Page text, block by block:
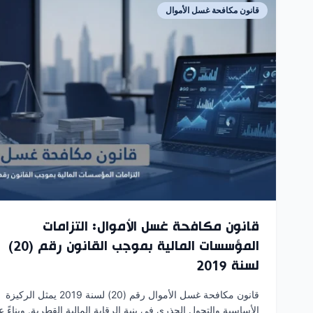
قانون مكافحة غسل الأموال
قانون مكافحة غسل الأموال: التزامات
المؤسسات المالية بموجب القانون رقم (20)
لسنة 2019
قانون مكافحة غسل الأموال رقم (20) لسنة 2019 يمثل الركيزة
الأساسية والتحول الجذري في بنية الرقابة المالية القطرية. وبناءً